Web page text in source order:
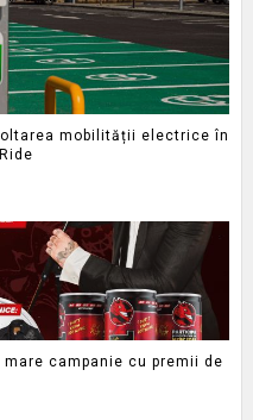
mobilității electrice în
mare campanie cu premii de